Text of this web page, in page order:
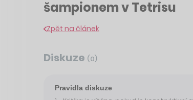
šampionem v Tetrisu
Zpět na článek
Diskuze (0)
Pravidla diskuze